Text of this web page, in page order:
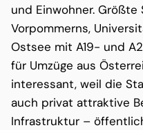
und Einwohner.
Vorpommerns,
Ostsee mit A19- und
für Umzüge aus
interessant, weil die
auch privat attraktive
Infrastruktur –